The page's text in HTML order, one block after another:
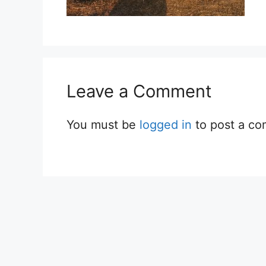
Leave a Comment
You must be logged in to post a